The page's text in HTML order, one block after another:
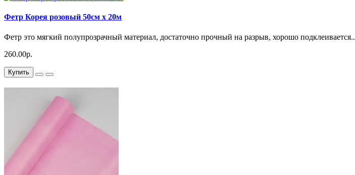
Фетр Корея розовый 50см x 20м
Фетр это мягкий полупрозрачный материал, достаточно прочный на разрыв, хорошо подклеивается..
260.00р.
Купить